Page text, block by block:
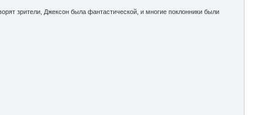
зрители, Джексон была фантастической, и многие поклонники были